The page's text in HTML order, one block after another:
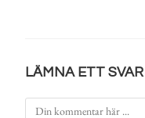
LÄMNA ETT SVAR